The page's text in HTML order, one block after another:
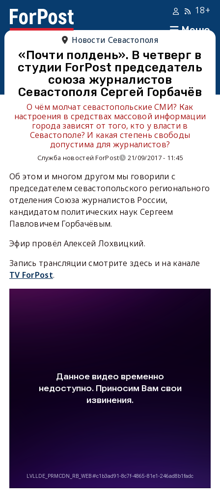
Меню
18+
Новости Севастополя
«Почти полдень». В четверг в
студии ForPost председатель
союза журналистов
Севастополя Сергей Горбачёв
О чём молчат севастопольские СМИ? Как
настроения в средствах массовой информации
города зависят от того, кто у власти в
Севастополе? И какая степень свободы
допустима для журналистов?
Служба новостей ForPost 21/09/2017 - 11:45
Об этом и многом другом мы говорили с
председателем севастопольского регионального
отделения Союза журналистов России,
кандидатом политических наук Сергеем
Павловичем Горбачёвым.
Эфир провёл Алексей Лохвицкий.
Запись трансляции смотрите здесь и на канале
TV ForPost.